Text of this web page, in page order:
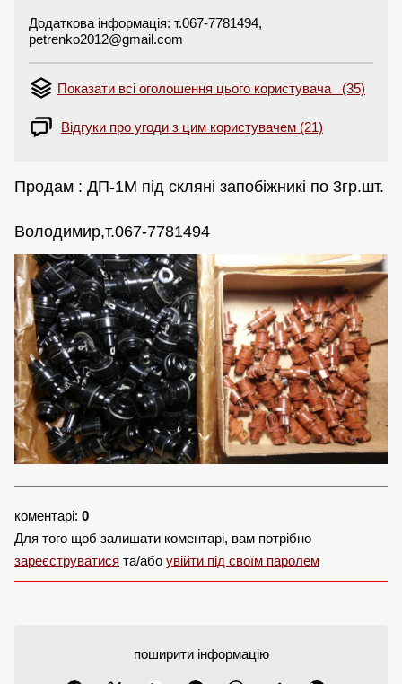
Додаткова інформація: т.067-7781494,
petrenko2012@gmail.com
Показати всі оголошення цього користувача (35)
Відгуки про угоди з цим користувачем (21)
Продам : ДП-1М під скляні запобіжникі по 3гр.шт.
Володимир,т.067-7781494
коментарі: 0
Для того щоб залишати коментарі, вам потрібно
зареєструватися та/або увійти під своїм паролем
поширити інформацію